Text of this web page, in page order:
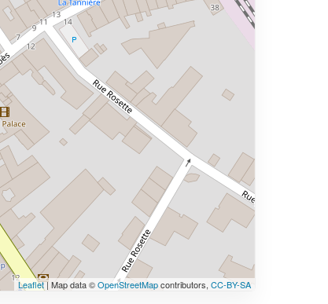
Leaflet| Map data ©OpenStreetMapcontributors, CC-BY-SA